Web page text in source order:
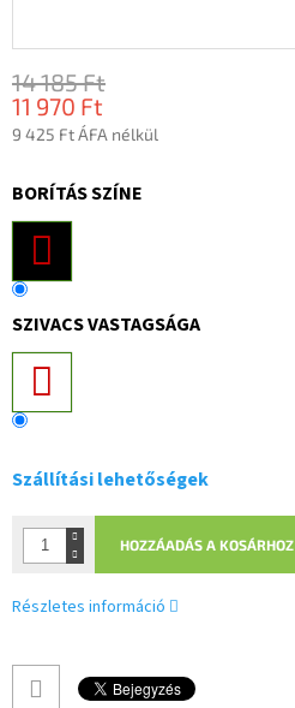
14 185 Ft
11 970 Ft
9 425 Ft ÁFA nélkül
BORÍTÁS SZÍNE
SZIVACS VASTAGSÁGA
Szállítási lehetőségek
HOZZÁADÁS A KOSÁRHOZ
Részletes információ